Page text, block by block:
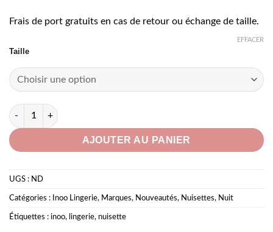
Frais de port gratuits en cas de retour ou échange de taille.
Taille
EFFACER
quantité de Nuisette courte rose tulle et dentelle
AJOUTER AU PANIER
UGS : ND
Catégories : Inoo Lingerie, Marques, Nouveautés, Nuisettes, Nuit
Étiquettes : inoo, lingerie, nuisette